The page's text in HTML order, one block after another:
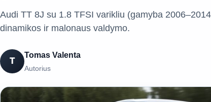
Audi TT 8J su 1.8 TFSI varikliu (gamyba
dinamikos ir malonaus valdymo.
T
Tomas Valenta
Autorius